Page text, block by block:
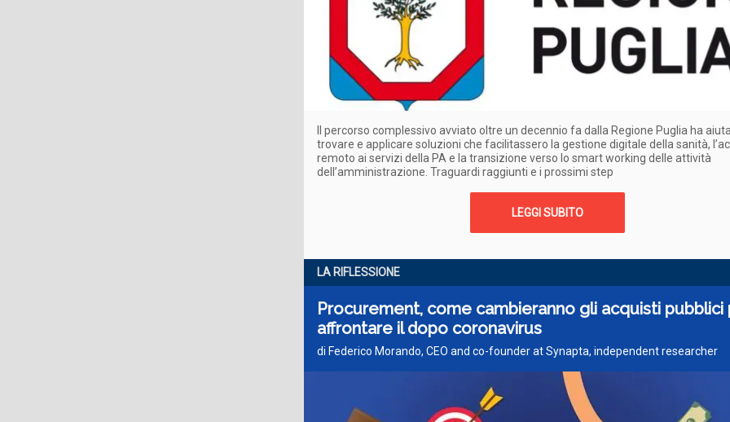
Il percorso complessivo avviato oltre un decennio fa dalla Regione Puglia ha
trovare e applicare soluzioni che facilitassero la gestione digitale della sanità,
remoto ai servizi della PA e la transizione verso lo smart working delle attività
dell’amministrazione. Traguardi raggiunti e i prossimi step
LEGGI SUBITO
LA RIFLESSIONE
Procurement, come cambieranno gli acquisti pubblici
affrontare il dopo coronavirus
di Federico Morando, CEO and co-founder at Synapta, independent researcher